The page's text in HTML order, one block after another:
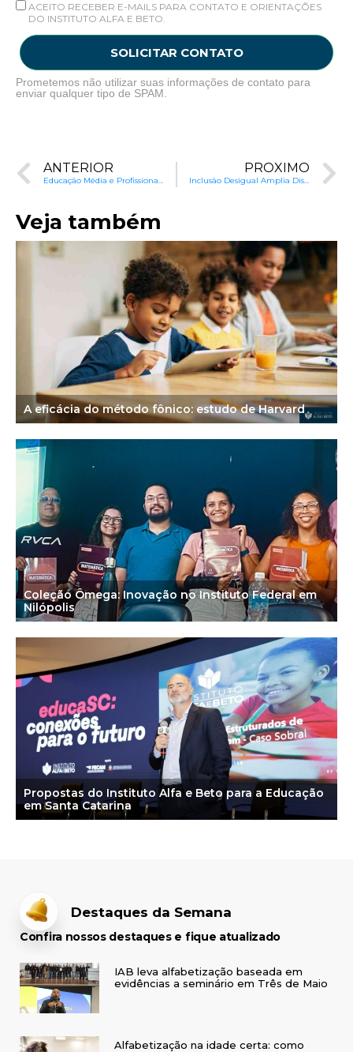
ACEITO RECEBER E-MAILS PARA CONTATO E ORIENTAÇÕES
DO INSTITUTO ALFA E BETO.
SOLICITAR CONTATO
Prometemos não utilizar suas informações de contato para
enviar qualquer tipo de SPAM.
ANTERIOR PRÓXIMO
Veja também
A eficácia do método fônico: estudo de Harvard
Coleção Ômega: Inovação no Instituto Federal em
Nilópolis
Propostas do Instituto Alfa e Beto para a Educação
em Santa Catarina
Destaques da Semana
Confira nossos destaques e fique atualizado
IAB leva alfabetização baseada em
evidências a seminário em Três de Maio
Alfabetização na idade certa: como